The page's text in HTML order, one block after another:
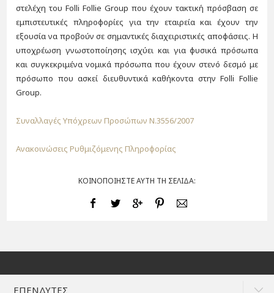
στελέχη του Folli Follie Group που έχουν τακτική πρόσβαση σε
εμπιστευτικές πληροφορίες για την εταιρεία και έχουν την
εξουσία να προβούν σε σημαντικές διαχειριστικές αποφάσεις. Η
υποχρέωση γνωστοποίησης ισχύει και για φυσικά πρόσωπα
και συγκεκριμένα νομικά πρόσωπα που έχουν στενό δεσμό με
πρόσωπο που ασκεί διευθυντικά καθήκοντα στην Folli Follie
Group.
Συναλλαγές Υπόχρεων Προσώπων N.3556/2007
Ανακοινώσεις Ρυθμιζόμενης Πληροφορίας
ΚΟΙΝΟΠΟΙΗΣΤΕ ΑΥΤΗ ΤΗ ΣΕΛΙΔΑ:
ΕΠΕΝΔΥΤΕΣ